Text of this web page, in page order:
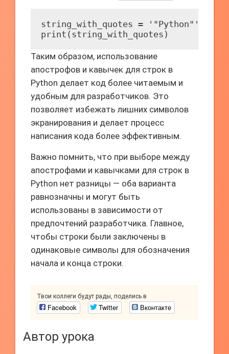
string_with_quotes = '"Python"'
Таким образом, использование
апострофов и кавычек для строк в
Python делает код более читаемым и
удобным для разработчиков. Это
позволяет избежать лишних символов
экранирования и делает процесс
написания кода более эффективным.
Важно помнить, что при выборе между
апострофами и кавычками для строк в
Python нет разницы — оба варианта
равнозначны и могут быть
использованы в зависимости от
предпочтений разработчика. Главное,
чтобы строки были заключены в
одинаковые символы для обозначения
начала и конца строки.
Твои коллеги будут рады, поделись в
Facebook Twitter Вконтакте
Автор урока